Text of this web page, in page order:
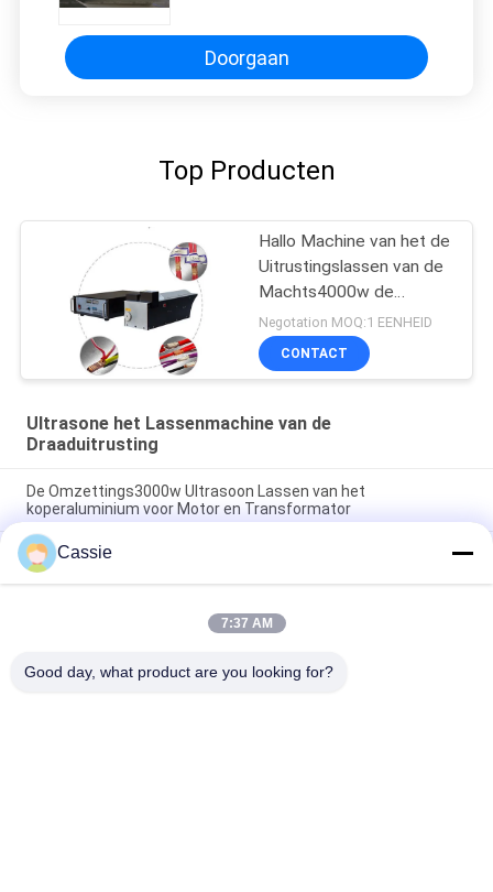
Doorgaan
Top Producten
Hallo Machine van het de
Uitrustingslassen van de
Machts4000w de
Ultrasone Draad
Negotation MOQ:1 EENHEID
CONTACT
Ultrasone het Lassenmachine van de
Draaduitrusting
De Omzettings3000w Ultrasoon Lassen van het
koperaluminium voor Motor en Transformator
20Khz ultrasone het Lassenmachine van de Draaduitrusting
voor het Lassen Elektro de Verbindingsproces van de
Koperdraad
De Ultrasone klank van de koperlasser 20Khz zonder Extra
Cassie
7:37 AM
Good day, what product are you looking for?